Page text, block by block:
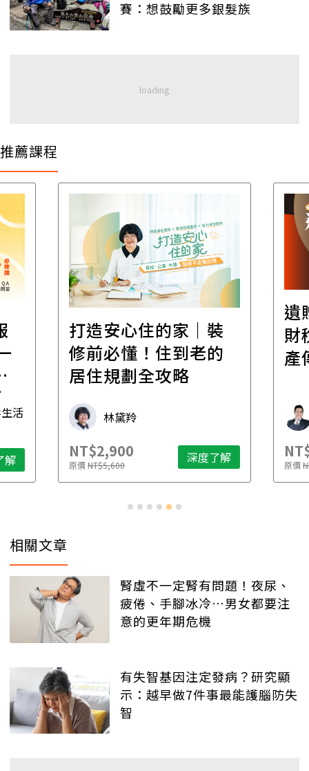
賽：想鼓勵更多銀髮族
推薦課程
活
解
打造安心住的家｜裝
修前必懂！住到老的
居住規劃全攻略
林黛羚
NT$2,900
原價NT$5,600 深度了解
遺
財
產
原價
相關文章
腎虛不一定腎有問題！夜尿、
疲倦、手腳冰冷…男女都要注
意的更年期危機
有失智基因注定發病？研究顯
示：越早做7件事最能護腦防失
智